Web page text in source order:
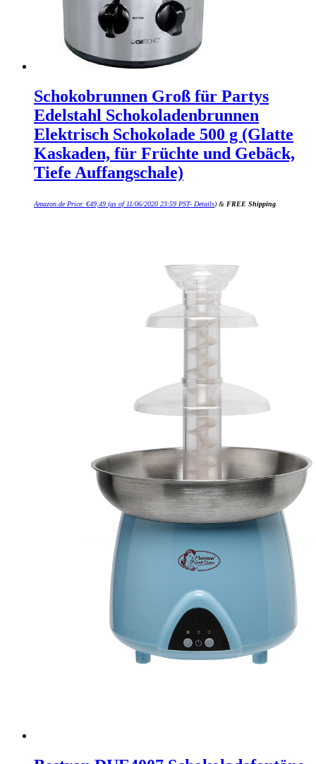
Schokobrunnen Groß für Partys
Edelstahl Schokoladenbrunnen
Elektrisch Schokolade 500 g (Glatte
Kaskaden, für Früchte und Gebäck,
Tiefe Auffangschale)
Amazon.de Price: €49,49 (as of 11/06/2020 23:59 PST- Details) & FREE Shipping